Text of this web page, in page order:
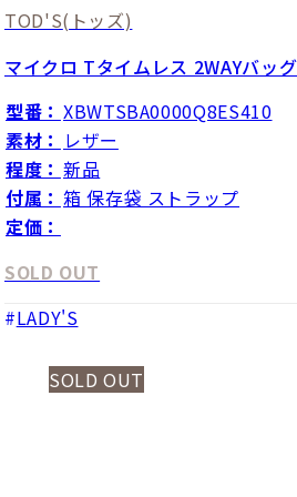
TOD'S(トッズ)
マイクロ Tタイムレス 2WAYバッグ
型番： XBWTSBA0000Q8ES410
素材： レザー
程度： 新品
付属： 箱 保存袋 ストラップ
定価：
SOLD OUT
LADY'S
SOLD OUT